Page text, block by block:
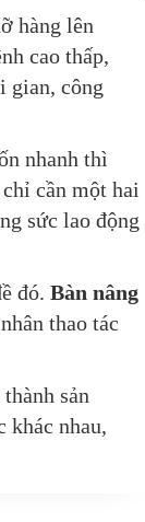
hàng lên
cao thấp,
gian, công
nhanh thì
cần một hai
sức lao động
đó. Bàn nâng
thao tác
sản
khác nhau,